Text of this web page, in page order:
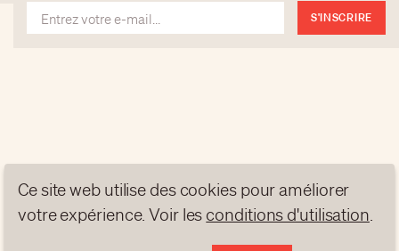
S'INSCRIRE
Ce site web utilise des cookies pour améliorer
votre expérience. Voir les conditions d'utilisation